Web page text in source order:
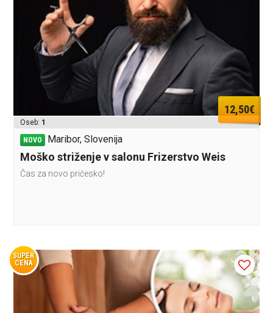
12,50€
Oseb: 1
NOVO Maribor, Slovenija
Moško striženje v salonu Frizerstvo Weis
Čas za novo pričesko!
SUPER
CENA